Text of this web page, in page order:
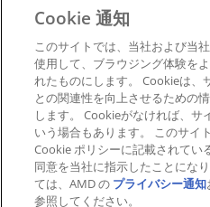
取締役会
SEC 提出書類
プライ
商標
サプライ チ
公正でオー
英国税
Cookie
Cookie
Cookie 通知
このサイトでは、当社および当
使用して、ブラウジング体験を
れたものにします。 Cookieは、
との関連性を向上させるための
します。 Cookieがなければ、サ
いう場合もあります。 このサイ
Cookie ポリシーに記載されてい
同意を当社に指示したことにな
ては、AMD の プライバシー通知
参照してください。